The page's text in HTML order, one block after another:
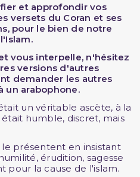
et approfondir vos
versets du Coran et ses
pour le bien de notre
vous interpelle, n'hésitez
versions d'autres
demander les autres
un arabophone.
un véritable ascète, à la
humble, discret, mais
présentent en insistant
érudition, sagesse
pour la cause de l'islam.